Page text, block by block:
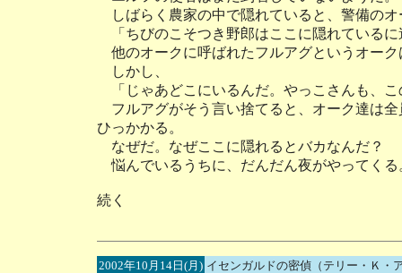
しばらく農家の中で隠れていると、警備のオ
「ちびのこそつき野郎はここに隠れている
他のオークに呼ばれたフルアグというオー
しかし、
「じゃあどこにいるんだ。やっこさんも、
フルアグがそう言い捨てると、オーク達は
ひっかかる。
なぜだ。なぜここに隠れるとバカなんだ？
悩んでいるうちに、だんだん夜がやってくる
続く
2002年10月14日(月) イセンガルドの密偵（テリー・Ｋ